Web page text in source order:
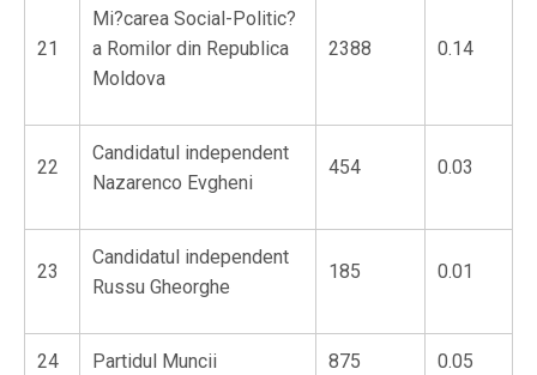
21
Mi?carea Social-Politic?
a Romilor din Republica
Moldova
2388 0.14
22
Candidatul independent
Nazarenco Evgheni
454 0.03
23
Candidatul independent
Russu Gheorghe
185 0.01
24 Partidul Muncii 875 0.05